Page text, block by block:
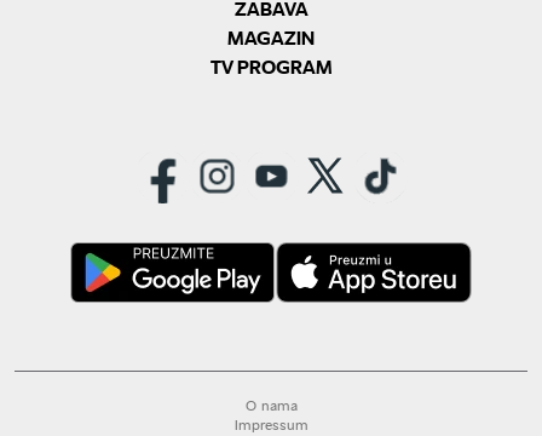
ZABAVA
MAGAZIN
TV PROGRAM
O nama
Impressum